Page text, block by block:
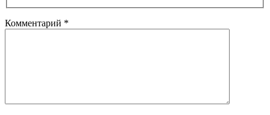
Комментарий *